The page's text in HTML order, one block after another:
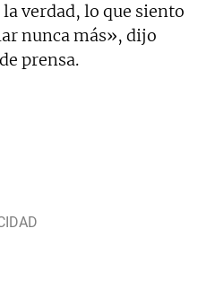
la verdad, lo que siento
nunca más», dijo
prensa.